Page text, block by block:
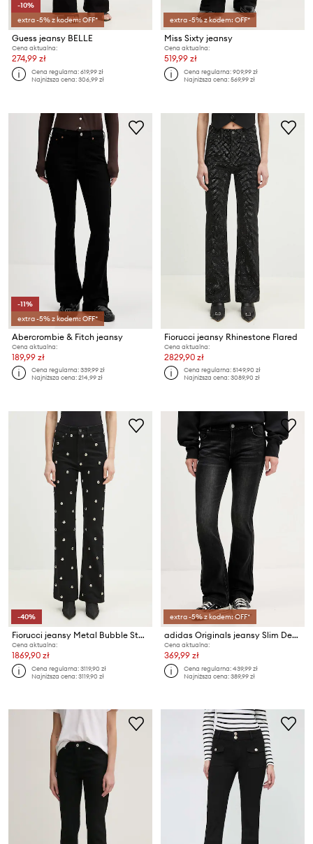
-10%
extra -5% z kodem: OFF*
Guess jeansy BELLE
Cena aktualna:
274,99 zł
Cena regularna:619,99 zł
Najniższa cena:306,99 zł
extra -5% z kodem: OFF*
Miss Sixty jeansy
Cena aktualna:
519,99 zł
Cena regularna:909,99 zł
Najniższa cena:569,99 zł
-11%
extra -5% z kodem: OFF*
Abercrombie & Fitch jeansy
Cena aktualna:
189,99 zł
Cena regularna:339,99 zł
Najniższa cena:214,99 zł
Fiorucci jeansy Rhinestone Flared
Cena aktualna:
2829,90 zł
Cena regularna:5149,90 zł
Najniższa cena:3089,90 zł
-40%
Fiorucci jeansy Metal Bubble Stud Flared
Cena aktualna:
1869,90 zł
Cena regularna:3119,90 zł
Najniższa cena:3119,90 zł
extra -5% z kodem: OFF*
adidas Originals jeansy Slim Denim
Cena aktualna:
369,99 zł
Cena regularna:439,99 zł
Najniższa cena:389,99 zł